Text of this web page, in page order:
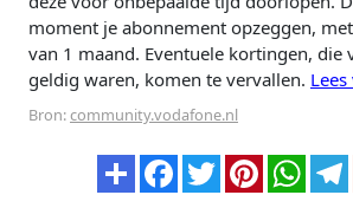
moment je abonnement opzeggen,
van 1 maand. Eventuele kortingen, die
geldig waren, komen te vervallen.
Bron:community.vodafone.nl